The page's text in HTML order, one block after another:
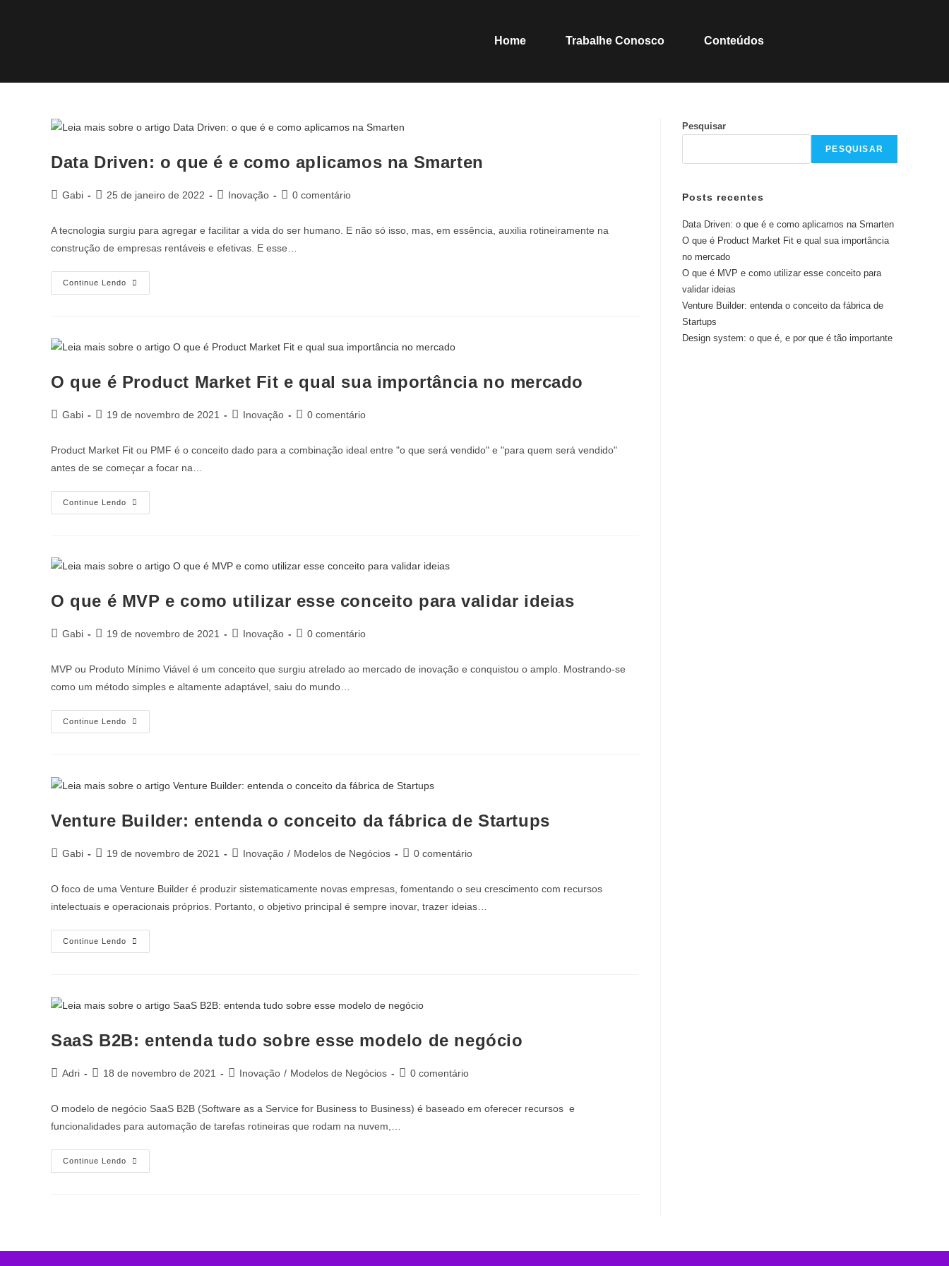
Home Trabalhe Conosco Conteúdos
Data Driven: o que é e como aplicamos na Smarten
Gabi 25 de janeiro de 2022 Inovação 0 comentário
A tecnologia surgiu para agregar e facilitar a vida do ser humano. E não só isso, mas, em essência, auxilia rotineiramente na
construção de empresas rentáveis e efetivas. E esse…
Continue Lendo
O que é Product Market Fit e qual sua importância no mercado
Gabi 19 de novembro de 2021 Inovação 0 comentário
Product Market Fit ou PMF é o conceito dado para a combinação ideal entre "o que será vendido" e "para quem será vendido"
antes de se começar a focar na…
Continue Lendo
O que é MVP e como utilizar esse conceito para validar ideias
Gabi 19 de novembro de 2021 Inovação 0 comentário
MVP ou Produto Mínimo Viável é um conceito que surgiu atrelado ao mercado de inovação e conquistou o amplo. Mostrando-se
como um método simples e altamente adaptável, saiu do mundo…
Continue Lendo
Venture Builder: entenda o conceito da fábrica de Startups
Gabi 19 de novembro de 2021 Inovação / Modelos de Negócios 0 comentário
O foco de uma Venture Builder é produzir sistematicamente novas empresas, fomentando o seu crescimento com recursos
intelectuais e operacionais próprios. Portanto, o objetivo principal é sempre inovar, trazer ideias…
Continue Lendo
SaaS B2B: entenda tudo sobre esse modelo de negócio
Adri 18 de novembro de 2021 Inovação / Modelos de Negócios 0 comentário
O modelo de negócio SaaS B2B (Software as a Service for Business to Business) é baseado em oferecer recursos e
funcionalidades para automação de tarefas rotineiras que rodam na nuvem,…
Continue Lendo
Pesquisar
PESQUISAR
Posts recentes
Data Driven: o que é e como aplicamos na Smarten
O que é Product Market Fit e qual sua importância
no mercado
O que é MVP e como utilizar esse conceito para
validar ideias
Venture Builder: entenda o conceito da fábrica de
Startups
Design system: o que é, e por que é tão importante